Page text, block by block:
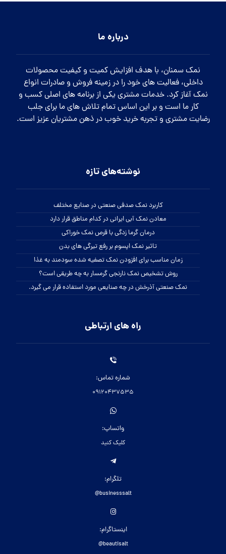
درباره ما
نمک سمنان، با هدف افزایش کمیت و کیفیت محصولات
داخلی، فعالیت های خود را در زمینه فروش و صادرات انواع
نمک آغاز کرد. خدمات مشتری یکی از برنامه های اصلی کسب و
کار ما است و بر این اساس تمام تلاش های ما برای جلب
رضایت مشتری و تجربه خرید خوب در ذهن مشتریان عزیز است.
نوشته‌های تازه
کاربرد نمک صدفی صنعتی در صنایع مختلف
معادن نمک آبی ایرانی در کدام مناطق قرار دارد
درمان گرما زدگی با قرص نمک خوراکی
تاثیر نمک اپسوم بر رفع تیرگی های بدن
زمان مناسب برای افزودن نمک تصفیه شده سودمند به غذا
روش تشخیص نمک نارنجی گرمسار به چه طریقی است؟
نمک صنعتی آذرخش در چه صنایعی مورد استفاده قرار می گیرد.
راه های ارتباطی
شماره تماس:
09120437535
واتساپ:
کلیک کنید
تلگرام:
businesssalt@
اینستاگرام:
beautisalt@